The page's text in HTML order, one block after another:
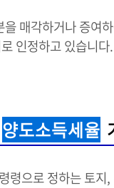
을 매각하거나 증여
인정하고 있습니다.
양도소득세율
령으로 정하는 토지,